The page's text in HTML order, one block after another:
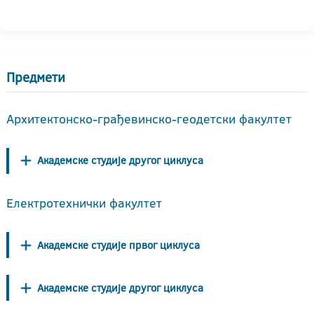
Предмети
Архитектонско-грађевинско-геодетски факултет
Академске студије другог циклуса
Електротехнички факултет
Академске студије првог циклуса
Академске студије другог циклуса